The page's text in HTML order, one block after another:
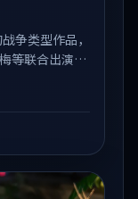
争类型作品，
等联合出演。
叙事张力与视
产剧与院线佳